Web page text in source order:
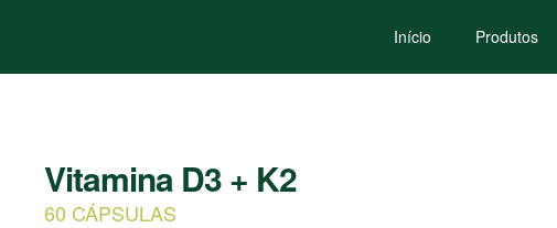
Início Produtos
Vitamina D3 + K2
60 CÁPSULAS